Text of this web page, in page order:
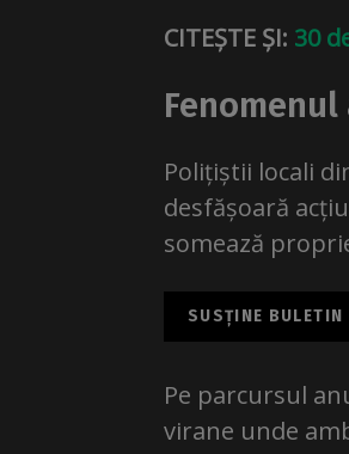
CITEȘTE ȘI: 30
Polițiștii locali
desfășoară
somează
SUSȚINE BULETIN
Pe parcursul
virane unde